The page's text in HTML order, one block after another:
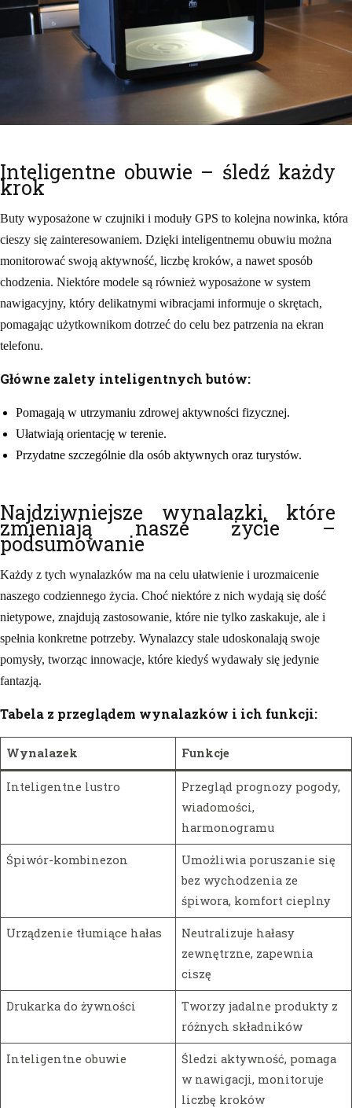
Inteligentne obuwie – śledź każdy
krok
Buty wyposażone w czujniki i moduły GPS to kolejna nowinka, która
cieszy się zainteresowaniem. Dzięki inteligentnemu obuwiu można
monitorować swoją aktywność, liczbę kroków, a nawet sposób
chodzenia. Niektóre modele są również wyposażone w system
nawigacyjny, który delikatnymi wibracjami informuje o skrętach,
pomagając użytkownikom dotrzeć do celu bez patrzenia na ekran
telefonu.
Główne zalety inteligentnych butów:
Pomagają w utrzymaniu zdrowej aktywności fizycznej.
Ułatwiają orientację w terenie.
Przydatne szczególnie dla osób aktywnych oraz turystów.
Najdziwniejsze wynalazki, które
zmieniają nasze życie –
podsumowanie
Każdy z tych wynalazków ma na celu ułatwienie i urozmaicenie
naszego codziennego życia. Choć niektóre z nich wydają się dość
nietypowe, znajdują zastosowanie, które nie tylko zaskakuje, ale i
spełnia konkretne potrzeby. Wynalazcy stale udoskonalają swoje
pomysły, tworząc innowacje, które kiedyś wydawały się jedynie
fantazją.
Tabela z przeglądem wynalazków i ich funkcji:
Wynalazek Funkcje
Inteligentne lustro
Przegląd prognozy pogody,
wiadomości,
harmonogramu
Śpiwór-kombinezon
Umożliwia poruszanie się
bez wychodzenia ze
śpiwora, komfort cieplny
Urządzenie tłumiące hałas
Neutralizuje hałasy
zewnętrzne, zapewnia
ciszę
Drukarka do żywności
Tworzy jadalne produkty z
różnych składników
Inteligentne obuwie
Śledzi aktywność, pomaga
w nawigacji, monitoruje
liczbę kroków